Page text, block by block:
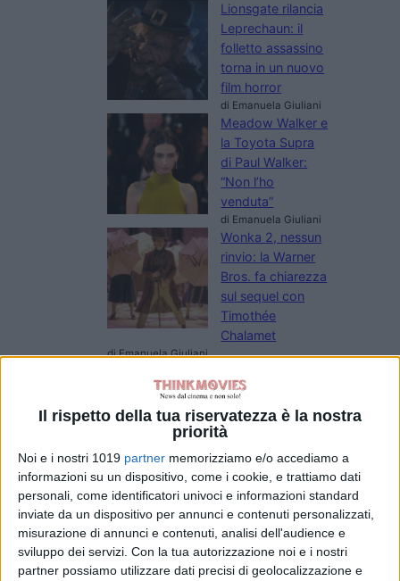
Il rispetto della tua riservatezza è la nostra
priorità
Noi e i nostri 1019 partner memorizziamo e/o accediamo a
informazioni su un dispositivo, come i cookie, e trattiamo dati
personali, come identificatori univoci e informazioni standard
inviate da un dispositivo per annunci e contenuti personalizzati,
misurazione di annunci e contenuti, analisi dell'audience e
sviluppo dei servizi. Con la tua autorizzazione noi e i nostri
partner possiamo utilizzare dati precisi di geolocalizzazione e
Lionsgate rilancia
Leprechaun: il
folletto assassino
torna in un nuovo
film horror
di Emanuela Giuliani
Meadow Walker e
la Toyota Supra
di Paul Walker:
“Non l’ho
venduta”
di Emanuela Giuliani
Wonka 2, nessun
rinvio: la Warner
Bros. fa chiarezza
sul sequel con
Timothée
Chalamet
di Emanuela Giuliani
Luca Guadagnino
il Cartier Glory to
the Filmmaker
2026
Oceania, Dwayne
alle recensioni
negative